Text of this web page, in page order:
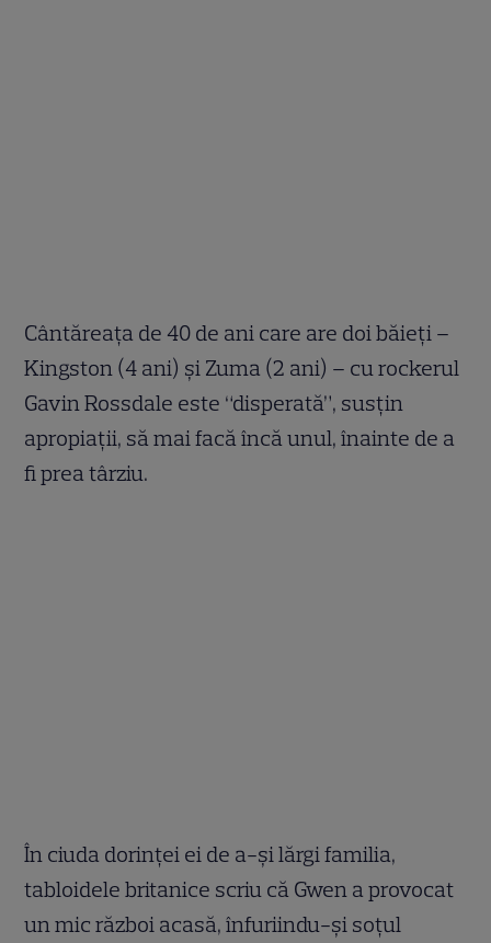
Cântăreaţa de 40 de ani care are doi băieţi –
Kingston (4 ani) şi Zuma (2 ani) – cu rockerul
Gavin Rossdale este “disperată”, susţin
apropiaţii, să mai facă încă unul, înainte de a
fi prea târziu.
În ciuda dorinţei ei de a-şi lărgi familia,
tabloidele britanice scriu că Gwen a provocat
un mic război acasă, înfuriindu-şi soţul